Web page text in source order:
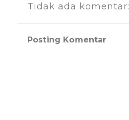
Tidak ada komentar:
Posting Komentar